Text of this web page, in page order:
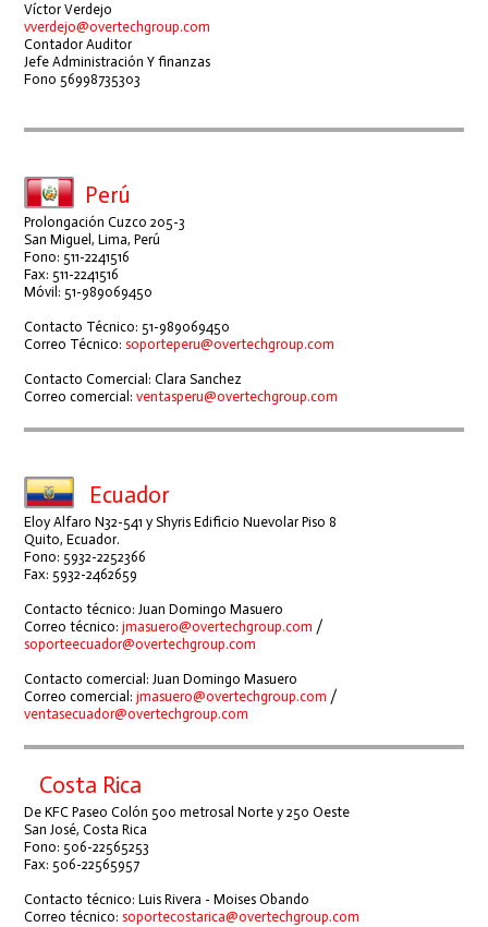
Víctor Verdejo
vverdejo@overtechgroup.com
Contador Auditor
Jefe Administración Y finanzas
Fono 56998735303
Perú
Prolongación Cuzco 205-3
San Miguel, Lima, Perú
Fono: 511-2241516
Fax: 511-2241516
Móvil: 51-989069450
Contacto Técnico: 51-989069450
Correo Técnico: soporteperu@overtechgroup.com
Contacto Comercial: Clara Sanchez
Correo comercial:ventasperu@overtechgroup.com
Ecuador
Eloy Alfaro N32-541 y Shyris Edificio Nuevolar Piso 8
Quito, Ecuador.
Fono: 5932-2252366
Fax: 5932-2462659
Contacto técnico: Juan Domingo Masuero
Correo técnico:jmasuero@overtechgroup.com /
soporteecuador@overtechgroup.com
Contacto comercial: Juan Domingo Masuero
Correo comercial:jmasuero@overtechgroup.com /
ventasecuador@overtechgroup.com
Costa Rica
De KFC Paseo Colón 500 metrosal Norte y 250 Oeste
San José, Costa Rica
Fono: 506-22565253
Fax: 506-22565957
Contacto técnico: Luis Rivera - Moises Obando
Correo técnico: soportecostarica@overtechgroup.com